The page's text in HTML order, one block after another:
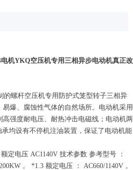
机YKQ空压机专用三相异步电动机真正改
的螺杆空压机专用防护式笼型转子三相异
爆、腐蚀性气体的自然场所。电动机采用
强度耐电压、耐热冲击电磁线；电动机两
承均设有不停机注油装置，保证了电动机能
定电压 AC1140V 技术参数 参考型号 ：
。 *1.3 额定电压 ： AC660/1140V 。